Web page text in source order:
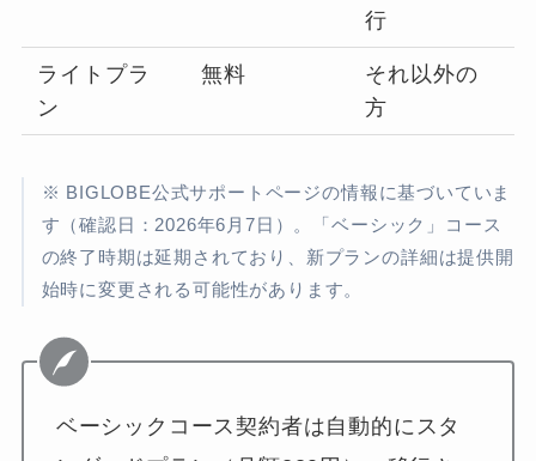
行
ライトプラ
ン
無料
それ以外の
方
※ BIGLOBE公式サポートページの情報に基づいていま
す（確認日：2026年6月7日）。「ベーシック」コース
の終了時期は延期されており、新プランの詳細は提供開
始時に変更される可能性があります。
ベーシックコース契約者は自動的にスタ